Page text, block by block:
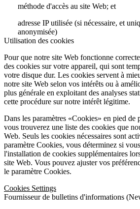
méthode d'accès au site Web; et
adresse IP utilisée (si nécessaire, et
anonymisée)
Utilisation des cookies
Pour que notre site Web fonctionne
des cookies sur votre appareil, qui sont
votre disque dur. Les cookies servent à
notre site Web selon vos intérêts ou à
plus générale en exploitant des analyses
cette procédure sur notre intérêt légitime.
Dans les paramètres «Cookies» en pied de
vous trouverez une liste des cookies que
Web. Seuls les cookies nécessaires sont
paramètre Cookies, vous déterminez si
l'installation de cookies supplémentaires
site Web. Vous pouvez ajuster vos
le paramètre Cookies.
Cookies Settings
Fournisseur de bulletins d'informations